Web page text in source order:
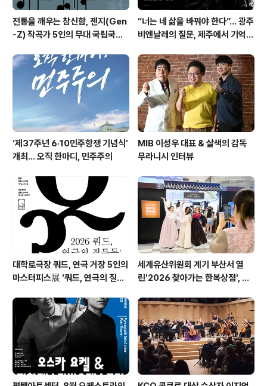
전통을 깨우는 참신함, 젠지(Gen
-Z) 작곡가 5인의 무대 국립국악
트'
“너는 네 삶을 바꿔야 한다”… 광주
비엔날레의 질문, 제주에서 기억의
주비엔날레 몽골관 연계 프로그램
《영원하고도 먼 것: 집단 기억과 현
대의 도전》
‘제37주년 6·10민주항쟁 기념식’
개최… 오직 한마디, 민주주의
MIB 이성우 대표 & 살색의 감독
무라니시 인터뷰
대학로극장 쿼드, 연극 거장 5인의
마스터피스展 '쿼드, 연극의 질문
오픈
세계유산위원회 계기 부산서 열
린'2026 찾아가는 한복상점', 역